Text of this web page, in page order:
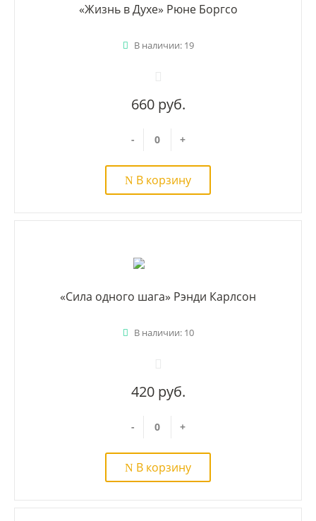
«Жизнь в Духе» Рюне Боргсо
В наличии: 19
660 руб.
- +
В корзину
«Сила одного шага» Рэнди Карлсон
В наличии: 10
420 руб.
- +
В корзину